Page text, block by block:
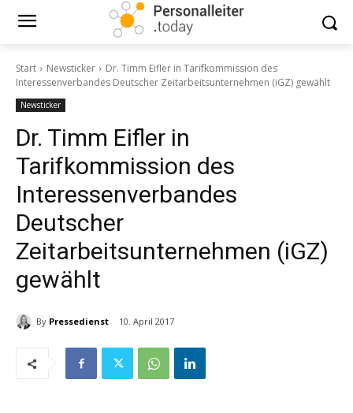
Start Newsticker
Dr. Timm Eifler in Tarifkommission des
Interessenverbandes Deutscher Zeitarbeitsunternehmen (iGZ) gewählt
Newsticker
Dr. Timm Eifler in
Tarifkommission des
Interessenverbandes
Deutscher
Zeitarbeitsunternehmen (iGZ)
gewählt
By Pressedienst 10. April 2017